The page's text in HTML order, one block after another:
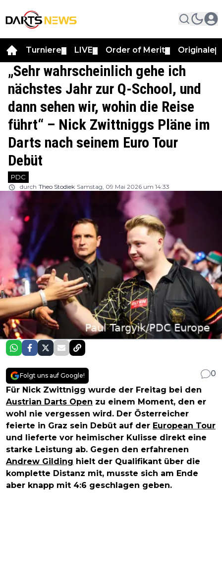
Turniere LIVE Order of Merit Originale
„Sehr wahrscheinlich gehe ich
nächstes Jahr zur Q-School, und
dann sehen wir, wohin die Reise
führt“ – Nick Zwittniggs Pläne im
Darts nach seinem Euro Tour
Debüt
PDC
durch Theo Stodiek Samstag, 09 Mai 2026 um 14:33
Folgt uns auf Google!
0
Für Nick Zwittnigg wurde der Freitag bei den
Austrian Darts Open zu einem Moment, den er
wohl nie vergessen wird. Der Österreicher
feierte in Graz sein Debüt auf der European Tour
und lieferte vor heimischer Kulisse direkt eine
starke Leistung ab. Gegen den erfahrenen
Andrew Gilding hielt der Qualifikant über die
komplette Distanz mit, musste sich am Ende
aber knapp mit 4:6 geschlagen geben.